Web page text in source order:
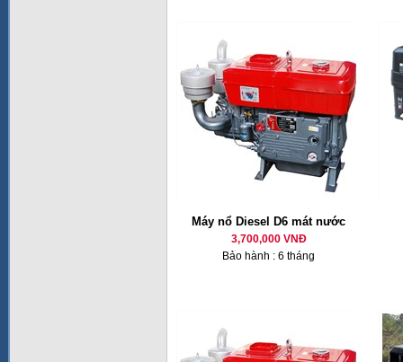
Máy nổ Diesel D6 mát nước
3,700,000 VNĐ
Bảo hành : 6 tháng